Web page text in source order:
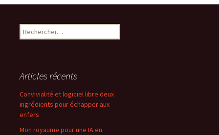
Rechercher :
Articles récents
Convivialité et logiciel libre deux
ingrédients pour échapper aux
enfers
Mon royaume pour une IA en